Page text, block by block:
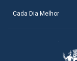
Cada Dia Melhor